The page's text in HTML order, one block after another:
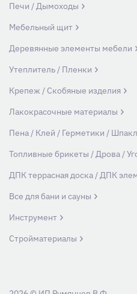
Печи / Дымоходы
Мебельный щит
Деревянные элементы мебели
Утеплитель / Пленки
Крепеж / Скобяные изделия
Лакокрасочные материалы
Пена / Клей / Герметики /
Топливные брикеты / Дрова /
ДПК террасная доска / ДПК
Все для бани и сауны
Инструмент
Стройматериалы